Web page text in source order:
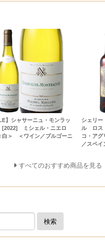
】シャサーニュ・モンラッ
ミシェル・ニエロ
＞ ＜ワイン／ブルゴーニ
シェリ
ル ロス
コ・ア
／スペイ
すべてのおすすめ商品を見る
検索